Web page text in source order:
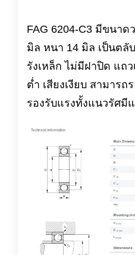
FAG 6204-C3 มีขนาด
มิล หนา 14 มิล เป็นตลั
รังเหล็ก ไม่มีฝาปิด แถ
ต่ำ เสียงเงียบ สามารถ
รองรับแรงทั้งแนวรัศมี